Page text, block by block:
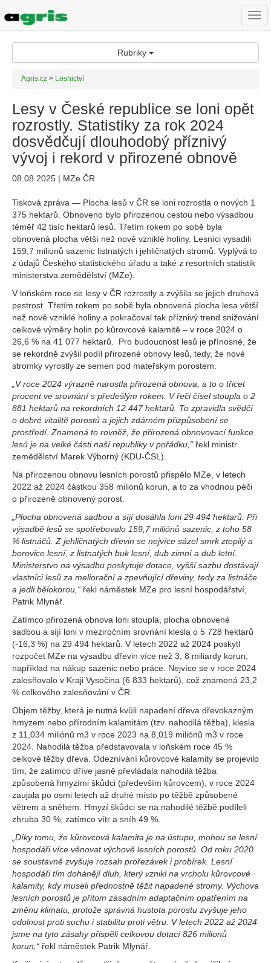
Rubriky
Agris.cz > Lesnictví
Lesy v České republice se loni opět
rozrostly. Statistiky za rok 2024
dosvědčují dlouhodobý příznivý
vývoj i rekord v přirozené obnově
08.08.2025 | MZe ČR
Tisková zpráva — Plocha lesů v ČR se loni rozrostla o nových 1
375 hektarů. Obnoveno bylo přirozenou cestou nebo výsadbou
téměř 42 tisíc hektarů lesů. Třetím rokem po sobě byla
obnovená plocha větší než nově vzniklé holiny. Lesníci vysadili
159,7 milionů sazenic listnatých i jehličnatých stromů. Vyplývá to
z údajů Českého statistického úřadu a také z resortních statistik
ministerstva zemědělství (MZe).
V loňském roce se lesy v ČR rozrostly a zvýšila se jejich druhová
pestrost. Třetím rokem po sobě byla obnovená plocha lesa větší
než nově vzniklé holiny a pokračoval tak příznivý trend snižování
celkové výměry holin po kůrovcové kalamitě – v roce 2024 o
26,6 % na 41 077 hektarů. Pro budoucnost lesů je přínosné, že
se rekordně zvýšil podíl přirozené obnovy lesů, tedy, že nové
stromky vyrostly ze semen pod mateřským porostem.
„V roce 2024 výrazně narostla přirozená obnova, a to o třicet
procent ve srovnání s předešlým rokem. V řeči čísel stoupla o 2
881 hektarů na rekordních 12 447 hektarů. To zpravidla svědčí
o dobré vitalitě porostů a jejich zdárném přizpůsobení se
prostředí. Znamená to rovněž, že přirozená obnovovací funkce
lesů je na velké části naší republiky v pořádku,“ řekl ministr
zemědělství Marek Výborný (KDU-ČSL).
Na přirozenou obnovu lesních porostů přispělo MZe, v letech
2022 až 2024 částkou 358 milionů korun, a to za vhodnou péči
o přirozeně obnovený porost.
„Plocha obnovená sadbou a síjí dosáhla loni 29 494 hektarů. Při
výsadbě lesů se spotřebovalo 159,7 miliónů sazenic, z toho 58
% listnáčů. Z jehličnatých dřevin se nejvíce sázel smrk ztepilý a
borovice lesní, z listnatých buk lesní, dub zimní a dub letní.
Ministerstvo na výsadbu poskytuje dotace, vyšší sazbu dostávají
vlastníci lesů za meliorační a zpevňující dřeviny, tedy za listnáče
a jedli bělokorou,“ řekl náměstek MZe pro lesní hospodářství,
Patrik Mlynář.
Zatímco přirozená obnova loni stoupla, plocha obnovené
sadbou a síjí loni v meziročním srovnání klesla o 5 728 hektarů
(-16,3 %) na 29 494 hektarů. V letech 2022 až 2024 poskytl
rozpočet MZe na výsadbu dřevin více než 3, 8 miliardy korun,
například na nákup sazenic nebo práce. Nejvíce se v roce 2024
zalesňovalo v Kraji Vysočina (6 833 hektarů), což znamená 23,2
% celkového zalesňování v ČR.
Objem těžby, která je nutná kvůli napadení dřeva dřevokazným
hmyzem nebo přírodním kalamitám (tzv. nahodilá těžba), klesla
z 11,034 miliónů m3 v roce 2023 na 8,019 miliónů m3 v roce
2024. Nahodilá těžba představovala v loňském roce 45 %
celkové těžby dřeva. Odeznívání kůrovcové kalamity se projevilo
tím, že zatímco dříve jasně převládala nahodilá těžba
způsobená hmyzími škůdci (především kůrovcem), v roce 2024
zaujala po osmi letech až druhé místo po těžbě způsobené
větrem a sněhem. Hmyzí škůdci se na nahodilé těžbě podíleli
zhruba 30 %, zatímco vítr a sníh 49 %.
„Díky tomu, že kůrovcová kalamita je na ústupu, mohou se lesní
hospodáři více věnovat výchově lesních porostů. Od roku 2020
se soustavně zvyšuje rozsah prořezávek i probírek. Lesní
hospodáři tím dohánějí dluh, který vznikl na vrcholu kůrovcové
kalamity, kdy museli přednostně těžit napadené stromy. Výchova
lesních porostů je přitom zásadním adaptačním opatřením na
změnu klimatu, protože správná hustota porostu zvyšuje jeho
odolnost proti suchu i stabilitu proti větru. V letech 2022 až 2024
jsme na tyto zásahy přispěli celkovou dotací 826 milionů
korun,“ řekl náměstek Patrik Mlynář.